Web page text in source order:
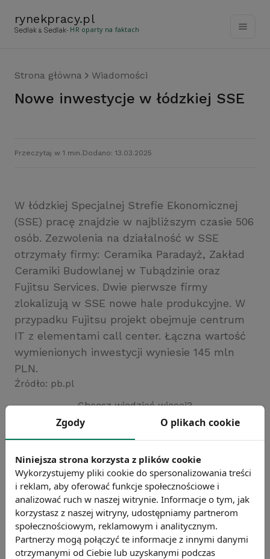
rynekpracy.pl
- HR oparty na faktach
Strona główna Wiadomości
Nowe inwestycje w łódzkiej SSE
Przeczytaj w 1 min. Dodano: 13.03.2025
W łódzkiej Specjalnej Strefie Ekonomicznej
(SSE) pracę znajdzie w najbliższym czasie 506
osób. Zezwolenia na działalność w SSE
otrzymały firmy: Ceramika Paradayż, Zakład
Ceramiki Budowlanej w Tubądzinie oraz
Fujitsu Services. Dwie pierwsze firmy
zlokalizują w SSE nowe hale produkcyjne. W
przypadku Fujitsu projekt obejmuje centrum
IT z elementami call center. Łączna wartość
wymienionych inwestycji wyniesie 145 mln
PLN.
Źródło: pb.pl
Chcesz wiedzieć więcej?
Zobacz więcej wiadomości
Zgody O plikach cookie
Niniejsza strona korzysta z plików cookie
Wykorzystujemy pliki cookie do spersonalizowania treści
i reklam, aby oferować funkcje społecznościowe i
analizować ruch w naszej witrynie. Informacje o tym, jak
korzystasz z naszej witryny, udostępniamy partnerom
społecznościowym, reklamowym i analitycznym.
Partnerzy mogą połączyć te informacje z innymi danymi
otrzymanymi od Ciebie lub uzyskanymi podczas